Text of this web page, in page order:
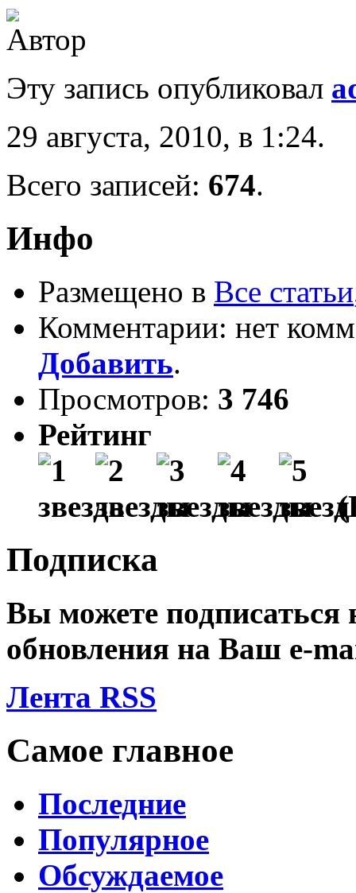
Эту запись опубликовал
29 августа, 2010, в 1:24.
Всего записей: 674.
Инфо
Размещено в Все статьи
Комментарии: нет
Добавить.
Просмотров: 3 746
Рейтинг
Подписка
Вы можете подписаться
обновления на Ваш e-
Лента RSS
Самое главное
Последние
Популярное
Обсуждаемое